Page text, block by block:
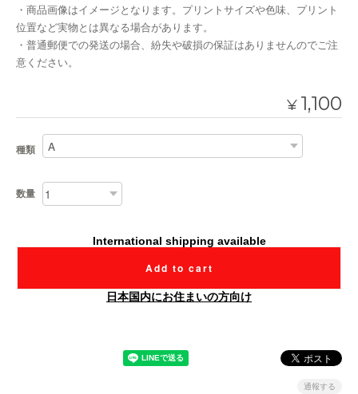
・商品画像はイメージとなります。プリントサイズや色味、プリント
位置など実物とは異なる場合があります。
・普通郵便での発送の場合、紛失や破損の保証はありませんのでご注
意ください。
¥ 1,100
種類
数量
International shipping available
Add to cart
日本国内にお住まいの方向け
通報する